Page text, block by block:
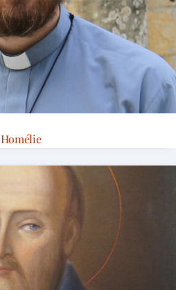
Homélie